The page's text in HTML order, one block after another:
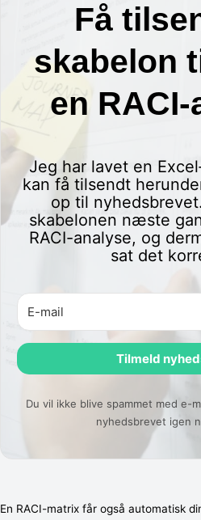
Få
skabelon
en
Jeg har lavet en
kan få tilsendt
op til
skabelonen næste
RACI-analyse, og
sat det
Tilmeld
Du vil ikke blive spammet med e-
nyhedsbrevet igen
En RACI-matrix får også automatisk